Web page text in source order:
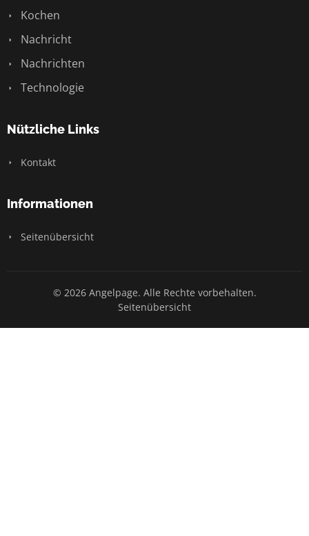
Kochen
Nachricht
Nachrichten
Technologie
Nützliche Links
Kontakt
Informationen
Seitenübersicht
© 2026 Angelpage. Alle Rechte vorbehalten.
Seitenübersicht